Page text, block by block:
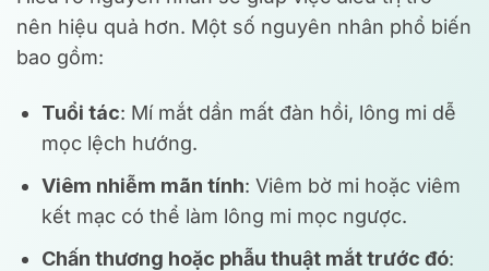
nên hiệu quả hơn. Một số nguyên nhân phổ biến
bao gồm:
Tuổi tác: Mí mắt dần mất đàn hồi, lông mi dễ
mọc lệch hướng.
Viêm nhiễm mãn tính: Viêm bờ mi hoặc viêm
kết mạc có thể làm lông mi mọc ngược.
Chấn thương hoặc phẫu thuật mắt trước đó: